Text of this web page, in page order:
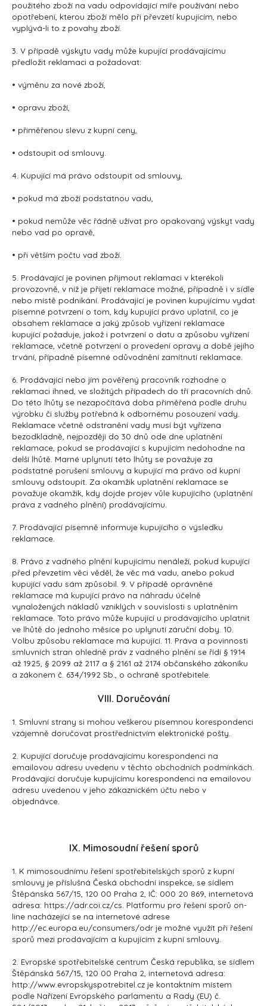
použitého zboží na vadu odpovídající míře používání nebo
opotřebení, kterou zboží mělo při převzetí kupujícím, nebo
vyplývá-li to z povahy zboží.
3. V případě výskytu vady může kupující prodávajícímu
předložit reklamaci a požadovat:
• výměnu za nové zboží,
• opravu zboží,
• přiměřenou slevu z kupní ceny,
• odstoupit od smlouvy.
4. Kupující má právo odstoupit od smlouvy,
• pokud má zboží podstatnou vadu,
• pokud nemůže věc řádně užívat pro opakovaný výskyt vady
nebo vad po opravě,
• při větším počtu vad zboží.
5. Prodávající je povinen přijmout reklamaci v kterékoli
provozovně, v níž je přijetí reklamace možné, případně i v sídle
nebo místě podnikání. Prodávající je povinen kupujícímu vydat
písemné potvrzení o tom, kdy kupující právo uplatnil, co je
obsahem reklamace a jaký způsob vyřízení reklamace
kupující požaduje, jakož i potvrzení o datu a způsobu vyřízení
reklamace, včetně potvrzení o provedení opravy a době jejího
trvání, případně písemné odůvodnění zamítnutí reklamace.
6. Prodávající nebo jím pověřený pracovník rozhodne o
reklamaci ihned, ve složitých případech do tří pracovních dnů.
Do této lhůty se nezapočítává doba přiměřená podle druhu
výrobku či služby potřebná k odbornému posouzení vady.
Reklamace včetně odstranění vady musí být vyřízena
bezodkladně, nejpozději do 30 dnů ode dne uplatnění
reklamace, pokud se prodávající s kupujícím nedohodne na
delší lhůtě. Marné uplynutí této lhůty se považuje za
podstatné porušení smlouvy a kupující má právo od kupní
smlouvy odstoupit. Za okamžik uplatnění reklamace se
považuje okamžik, kdy dojde projev vůle kupujícího (uplatnění
práva z vadného plnění) prodávajícímu.
7. Prodávající písemně informuje kupujícího o výsledku
reklamace.
8. Právo z vadného plnění kupujícímu nenáleží, pokud kupující
před převzetím věci věděl, že věc má vadu, anebo pokud
kupující vadu sám způsobil. 9. V případě oprávněné
reklamace má kupující právo na náhradu účelně
vynaložených nákladů vzniklých v souvislosti s uplatněním
reklamace. Toto právo může kupující u prodávajícího uplatnit
ve lhůtě do jednoho měsíce po uplynutí záruční doby. 10.
Volbu způsobu reklamace má kupující. 11. Práva a povinnosti
smluvních stran ohledně práv z vadného plnění se řídí § 1914
až 1925, § 2099 až 2117 a § 2161 až 2174 občanského zákoníku
a zákonem č. 634/1992 Sb., o ochraně spotřebitele.
VIII. Doručování
1. Smluvní strany si mohou veškerou písemnou korespondenci
vzájemně doručovat prostřednictvím elektronické pošty.
2. Kupující doručuje prodávajícímu korespondenci na
emailovou adresu uvedenu v těchto obchodních podmínkách.
Prodávající doručuje kupujícímu korespondenci na emailovou
adresu uvedenou v jeho zákaznickém účtu nebo v
objednávce.
IX. Mimosoudní řešení sporů
1. K mimosoudnímu řešení spotřebitelských sporů z kupní
smlouvy je příslušná Česká obchodní inspekce, se sídlem
Štěpánská 567/15, 120 00 Praha 2, IČ: 000 20 869, internetová
adresa: https://adr.coi.cz/cs. Platformu pro řešení sporů on-
line nacházející se na internetové adrese
http://ec.europa.eu/consumers/odr je možné využít při řešení
sporů mezi prodávajícím a kupujícím z kupní smlouvy.
2. Evropské spotřebitelské centrum Česká republika, se sídlem
Štěpánská 567/15, 120 00 Praha 2, internetová adresa:
http://www.evropskyspotrebitel.cz je kontaktním místem
podle Nařízení Evropského parlamentu a Rady (EU) č.